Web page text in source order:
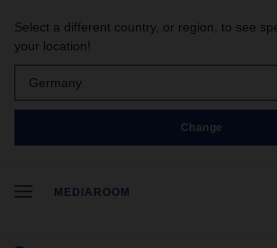
Select a different country, or region, to see
your location!
Germany
Change
MEDIAROOM